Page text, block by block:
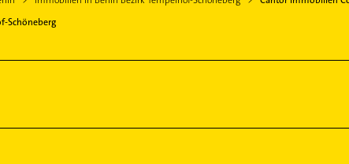
Schöneberg